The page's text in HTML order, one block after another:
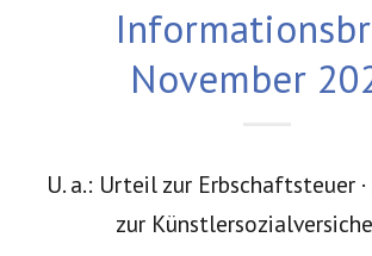
November
U. a.: Urteil zur Erbschaftsteuer
zur